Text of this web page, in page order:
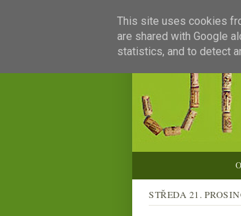
STŘEDA 21.
This site uses cookies
are shared with Google
statistics, and to detect